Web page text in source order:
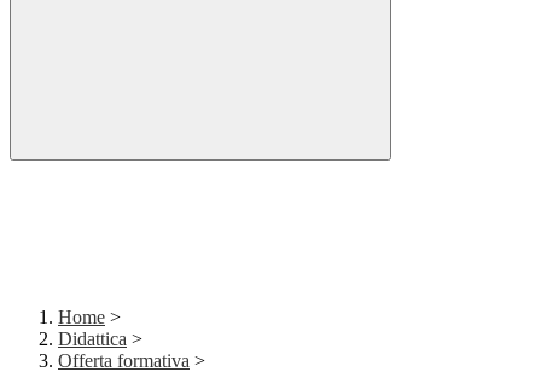
Home >
Didattica >
Offerta formativa >